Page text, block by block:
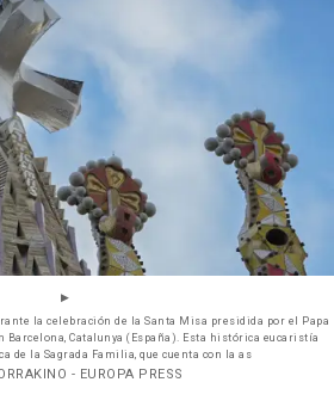
la celebración de la Santa Misa presidida por el Papa
Barcelona, Catalunya (España). Esta histórica eucaristía
de la Sagrada Familia, que cuenta con la as
- EUROPA PRESS